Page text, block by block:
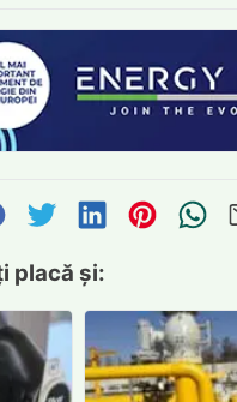
Distribuie pe
Distribuie pe
Distribuie
placă și: